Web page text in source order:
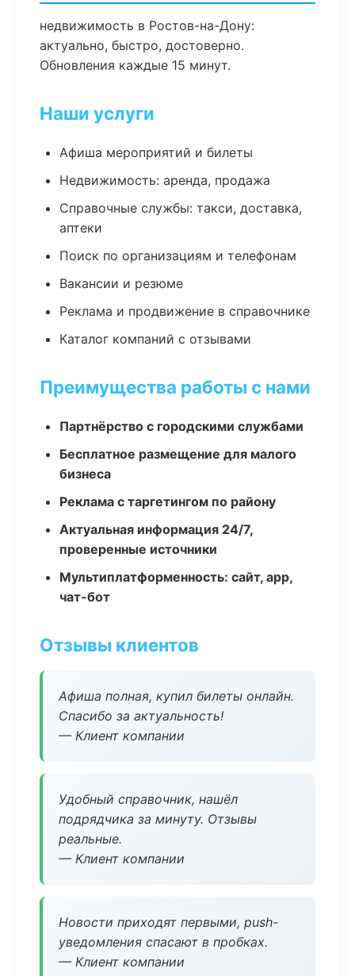
недвижимость в Ростов-на-Дону:
актуально, быстро, достоверно.
Обновления каждые 15 минут.
Наши услуги
Афиша мероприятий и билеты
Недвижимость: аренда, продажа
Справочные службы: такси, доставка,
аптеки
Поиск по организациям и телефонам
Вакансии и резюме
Реклама и продвижение в справочнике
Каталог компаний с отзывами
Преимущества работы с нами
Партнёрство с городскими службами
Бесплатное размещение для малого
бизнеса
Реклама с таргетингом по району
Актуальная информация 24/7,
проверенные источники
Мультиплатформенность: сайт, app,
чат-бот
Отзывы клиентов
Афиша полная, купил билеты онлайн.
Спасибо за актуальность!
— Клиент компании
Удобный справочник, нашёл
подрядчика за минуту. Отзывы
реальные.
— Клиент компании
Новости приходят первыми, push-
уведомления спасают в пробках.
— Клиент компании